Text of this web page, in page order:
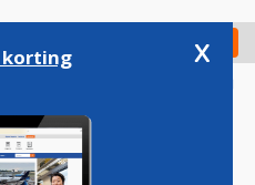
Check in
korting x